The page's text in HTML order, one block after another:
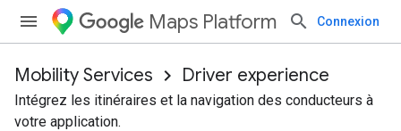
Maps Platform Connexion
Mobility Services Driver experience
Intégrez les itinéraires et la navigation des conducteurs à
votre application.